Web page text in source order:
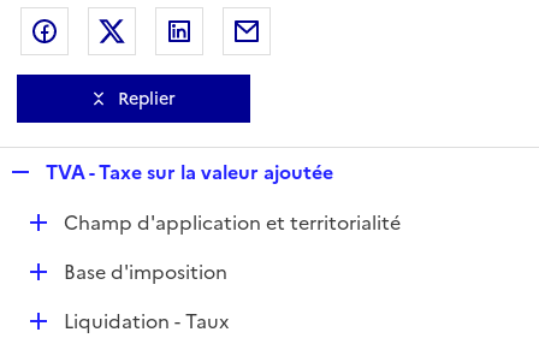
Partager sur Facebook
Partager sur Twitter
Partager sur LinkedIn
Replier
p
l
i
e
TVA - Taxe sur la valeur ajoutée
DChamp d'application et territorialité
DBase d'imposition
DLiquidation - Taux